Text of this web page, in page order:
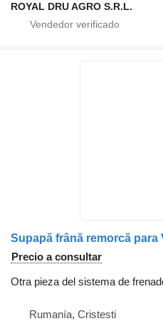
ROYAL DRU AGRO S.R.L.
Supapă frână remorcă para
Precio a consultar
Otra pieza del sistema de
Rumanía, Cristesti